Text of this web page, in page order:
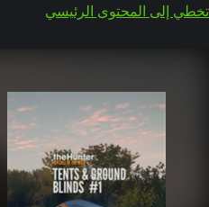
تخطي إلى المحتوى الرئيسي